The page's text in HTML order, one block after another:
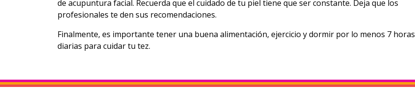
de acupuntura facial. Recuerda que el cuidado de tu piel tiene que ser constante. Deja que los
profesionales te den sus recomendaciones.
Finalmente, es importante tener una buena alimentación, ejercicio y dormir por lo menos 7 horas
diarias para cuidar tu tez.